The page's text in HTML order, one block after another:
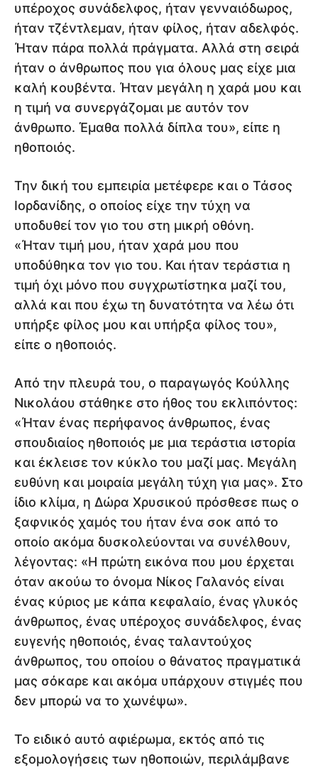
υπέροχος συνάδελφος, ήταν γενναιόδωρος,
ήταν τζέντλεμαν, ήταν φίλος, ήταν αδελφός.
Ήταν πάρα πολλά πράγματα. Αλλά στη σειρά
ήταν ο άνθρωπος που για όλους μας είχε μια
καλή κουβέντα. Ήταν μεγάλη η χαρά μου και
η τιμή να συνεργάζομαι με αυτόν τον
άνθρωπο. Έμαθα πολλά δίπλα του», είπε η
ηθοποιός.
Την δική του εμπειρία μετέφερε και ο Τάσος
Ιορδανίδης, ο οποίος είχε την τύχη να
υποδυθεί τον γιο του στη μικρή οθόνη.
«Ήταν τιμή μου, ήταν χαρά μου που
υποδύθηκα τον γιο του. Και ήταν τεράστια η
τιμή όχι μόνο που συγχρωτίστηκα μαζί του,
αλλά και που έχω τη δυνατότητα να λέω ότι
υπήρξε φίλος μου και υπήρξα φίλος του»,
είπε ο ηθοποιός.
Από την πλευρά του, ο παραγωγός Κούλλης
Νικολάου στάθηκε στο ήθος του εκλιπόντος:
«Ήταν ένας περήφανος άνθρωπος, ένας
σπουδιαίος ηθοποιός με μια τεράστια ιστορία
και έκλεισε τον κύκλο του μαζί μας. Μεγάλη
ευθύνη και μοιραία μεγάλη τύχη για μας». Στο
ίδιο κλίμα, η Δώρα Χρυσικού πρόσθεσε πως ο
ξαφνικός χαμός του ήταν ένα σοκ από το
οποίο ακόμα δυσκολεύονται να συνέλθουν,
λέγοντας: «Η πρώτη εικόνα που μου έρχεται
όταν ακούω το όνομα Νίκος Γαλανός είναι
ένας κύριος με κάπα κεφαλαίο, ένας γλυκός
άνθρωπος, ένας υπέροχος συνάδελφος, ένας
ευγενής ηθοποιός, ένας ταλαντούχος
άνθρωπος, του οποίου ο θάνατος πραγματικά
μας σόκαρε και ακόμα υπάρχουν στιγμές που
δεν μπορώ να το χωνέψω».
Το ειδικό αυτό αφιέρωμα, εκτός από τις
εξομολογήσεις των ηθοποιών, περιλάμβανε